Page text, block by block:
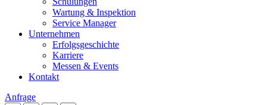
Wartung & Inspektion
Service Manager
Unternehmen
Erfolgsgeschichte
Karriere
Messen & Events
Kontakt
Anfrage